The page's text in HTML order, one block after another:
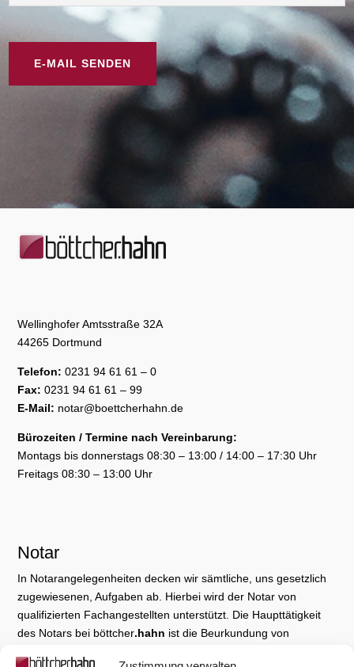
E-MAIL SENDEN
Wellinghofer Amtsstraße 32A
44265 Dortmund
Telefon: 0231 94 61 61 – 0
Fax: 0231 94 61 61 – 99
E-Mail: notar@boettcherhahn.de
Bürozeiten / Termine nach Vereinbarung:
Montags bis donnerstags 08:30 – 13:00 / 14:00 – 17:30 Uhr
Freitags 08:30 – 13:00 Uhr
Notar
In Notarangelegenheiten decken wir sämtliche, uns gesetzlich
zugewiesenen, Aufgaben ab. Hierbei wird der Notar von
qualifizierten Fachangestellten unterstützt. Die Haupttätigkeit
des Notars bei böttcher.hahn ist die Beurkundung von